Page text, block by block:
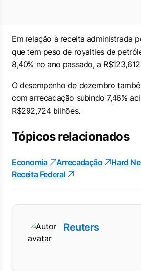
Em relação à receita administrada
que tem peso de royalties de
8,40% no ano passado, a
O desempenho de dezembro
com arrecadação subindo 7,46%
R$292,724 bilhões.
Tópicos relacionados
Economia Arrecadação
Hard
Receita Federal
Reuters